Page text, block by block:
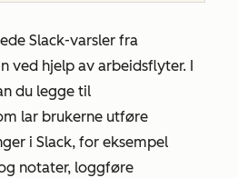
Slack-varsler fra
ved hjelp av arbeidsflyter. I
du legge til
lar brukerne utføre
i Slack, for eksempel
notater, loggføre